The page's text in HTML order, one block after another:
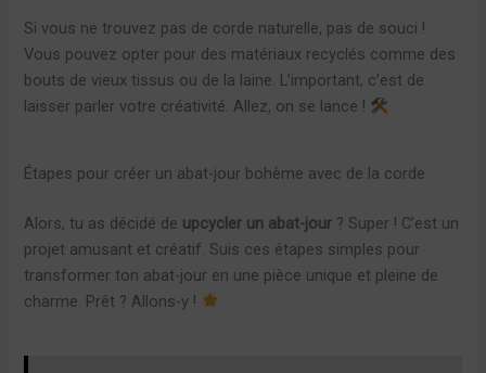
Si vous ne trouvez pas de corde naturelle, pas de souci !
Vous pouvez opter pour des matériaux recyclés comme des
bouts de vieux tissus ou de la laine. L’important, c’est de
laisser parler votre créativité. Allez, on se lance !
Étapes pour créer un abat-jour bohème avec de la corde
Alors, tu as décidé de upcycler un abat-jour ? Super ! C’est un
projet amusant et créatif. Suis ces étapes simples pour
transformer ton abat-jour en une pièce unique et pleine de
charme. Prêt ? Allons-y !